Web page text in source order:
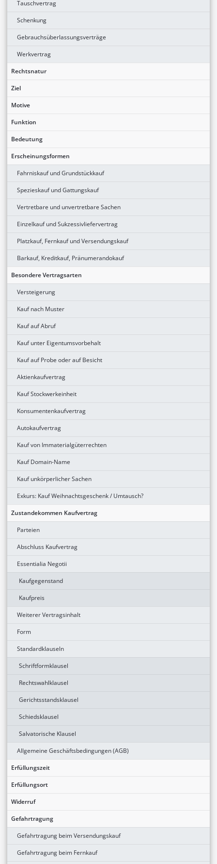
Tauschvertrag
Schenkung
Gebrauchsüberlassungsverträge
Werkvertrag
Rechtsnatur
Ziel
Motive
Funktion
Bedeutung
Erscheinungsformen
Fahrniskauf und Grundstückkauf
Spezieskauf und Gattungskauf
Vertretbare und unvertretbare Sachen
Einzelkauf und Sukzessivliefervertrag
Platzkauf, Fernkauf und Versendungskauf
Barkauf, Kreditkauf, Pränumerandokauf
Besondere Vertragsarten
Versteigerung
Kauf nach Muster
Kauf auf Abruf
Kauf unter Eigentumsvorbehalt
Kauf auf Probe oder auf Besicht
Aktienkaufvertrag
Kauf Stockwerkeinheit
Konsumentenkaufvertrag
Autokaufvertrag
Kauf von Immaterialgüterrechten
Kauf Domain-Name
Kauf unkörperlicher Sachen
Exkurs: Kauf Weihnachtsgeschenk / Umtausch?
Zustandekommen Kaufvertrag
Parteien
Abschluss Kaufvertrag
Essentialia Negotii
Kaufgegenstand
Kaufpreis
Weiterer Vertragsinhalt
Form
Standardklauseln
Schriftformklausel
Rechtswahlklausel
Gerichtsstandsklausel
Schiedsklausel
Salvatorische Klausel
Allgemeine Geschäftsbedingungen (AGB)
Erfüllungszeit
Erfüllungsort
Widerruf
Gefahrtragung
Gefahrtragung beim Versendungskauf
Gefahrtragung beim Fernkauf